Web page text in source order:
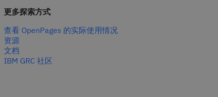
更多探索方式
查看 OpenPages 的实际使用情况
资源
文档
IBM GRC 社区